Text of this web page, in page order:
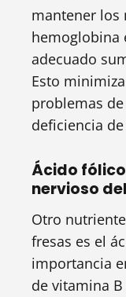
mantener los
hemoglobina
adecuado
Esto
problemas
deficiencia
Ácido
nervioso
Otro
fresas es el
importancia
de vitamina